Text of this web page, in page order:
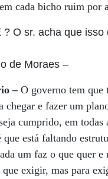
cada bicho ruim por
? O sr. acha que isso
de Moraes –
–O governo tem que
chegar e fazer um
cumprido, em todas
que está faltando
um faz o que quer e
exigir, mas para